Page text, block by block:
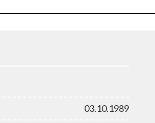
03.10.1989